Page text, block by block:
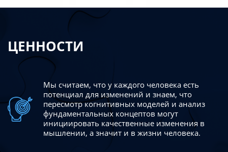
ЦЕННОСТИ
Мы считаем, что у каждого человека есть
потенциал для изменений и знаем, что
пересмотр когнитивных моделей и анализ
фундаментальных концептов могут
инициировать качественные изменения в
мышлении, а значит и в жизни человека.